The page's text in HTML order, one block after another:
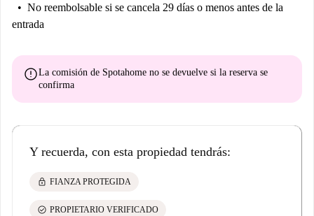
No reembolsable si se cancela 29 días o menos antes de la
entrada
errorLa comisión de Spotahome no se devuelve si la reserva se
confirma
Y recuerda, con esta propiedad tendrás:
lock FIANZA PROTEGIDA
check_circle PROPIETARIO VERIFICADO